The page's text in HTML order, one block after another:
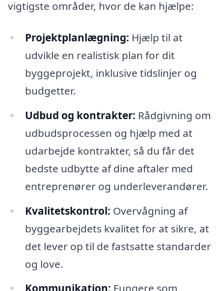
vigtigste områder, hvor de kan hjælpe:
Projektplanlægning: Hjælp til at
udvikle en realistisk plan for dit
byggeprojekt, inklusive tidslinjer og
budgetter.
Udbud og kontrakter: Rådgivning om
udbudsprocessen og hjælp med at
udarbejde kontrakter, så du får det
bedste udbytte af dine aftaler med
entreprenører og underleverandører.
Kvalitetskontrol: Overvågning af
byggearbejdets kvalitet for at sikre, at
det lever op til de fastsatte standarder
og love.